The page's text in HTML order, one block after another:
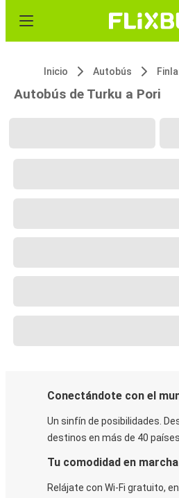
Inicio Autobús
Autobús de Turku a Pori
Conectándote con el
Un sinfín de posibilidades.
destinos en más de 40 países.
Tu comodidad en marcha
Relájate con Wi-Fi gratuito,